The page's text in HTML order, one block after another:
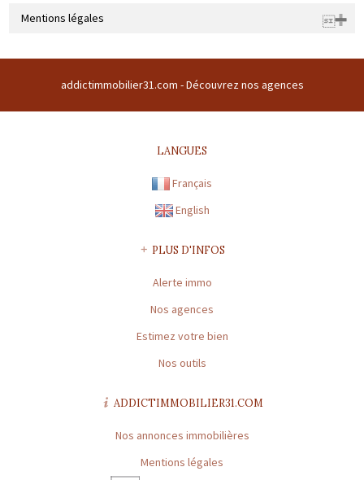
Mentions légales
Forme sociale : SARL | Numero TVA Intracommunautaire :
Capital : * | Caisse garantie financière : GALIAN | Montant garantie
Préfecture de délivrance de la carte professionnelle : TOULOUSE |
* : information non renseignée
addictimmobilier31.com -Découvrez nos agences
LANGUES
Français
English
PLUS D'INFOS
Alerte immo
Nos agences
Estimez votre bien
Nos outils
ADDICTIMMOBILIER31.COM
Nos annonces immobilières
Mentions légales